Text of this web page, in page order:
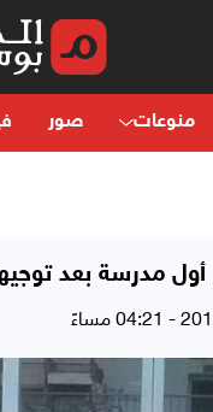
منوعات صور
مدرسة بعد